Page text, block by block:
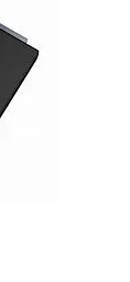
Недоступно